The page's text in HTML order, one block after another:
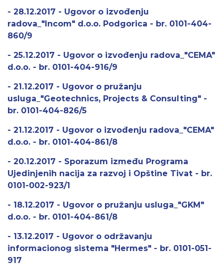
- 28.12.2017 - Ugovor o izvođenju
radova_"Incom" d.o.o. Podgorica - br. 0101-404-
860/9
- 25.12.2017 - Ugovor o izvođenju radova_"CEMA"
d.o.o. - br. 0101-404-916/9
- 21.12.2017 - Ugovor o pružanju
usluga_"Geotechnics, Projects & Consulting" -
br. 0101-404-826/5
- 21.12.2017 - Ugovor o izvođenju radova_"CEMA"
d.o.o. - br. 0101-404-861/8
- 20.12.2017 - Sporazum između Programa
Ujedinjenih nacija za razvoj i Opštine Tivat - br.
0101-002-923/1
- 18.12.2017 - Ugovor o pružanju usluga_"GKM"
d.o.o. - br. 0101-404-861/8
- 13.12.2017 - Ugovor o održavanju
informacionog sistema "Hermes" - br. 0101-051-
917